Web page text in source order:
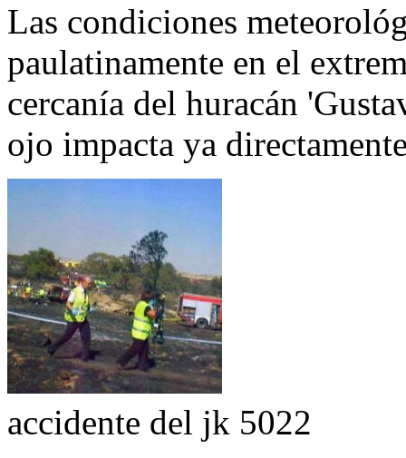
Las condiciones
paulatinamente en el
cercanía del huracán
ojo impacta ya
accidente del jk 5022